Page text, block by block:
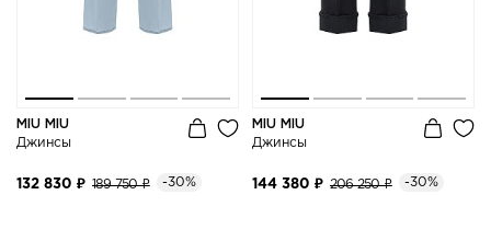
MIU MIU
Джинсы
132 830 ₽ 189 750 ₽ -30%
MIU MIU
Джинсы
144 380 ₽ 206 250 ₽ -30%